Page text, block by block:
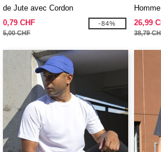
de Jute avec Cordon
0,79 CHF
5,00 CHF
-84%
26,99
38,79